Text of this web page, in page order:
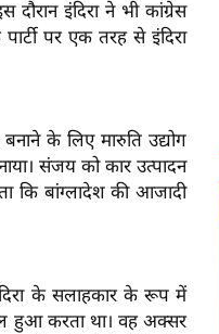
इंदिरा ने भी कांग्रेस
पर एक तरह से इंदिरा
के लिए मारुति उद्योग
संजय को कार उत्पादन
कि बांग्लादेश की आजादी
के सलाहकार के रूप में
हुआ करता था। वह अक्सर